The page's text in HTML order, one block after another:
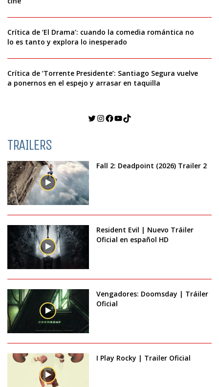
Crítica de ‘El Drama’: cuando la comedia romántica no
lo es tanto y explora lo inesperado
Crítica de ‘Torrente Presidente’: Santiago Segura vuelve
a ponernos en el espejo y arrasar en taquilla
Twitter
Instagram
Facebook
YouTube
TikTok
TRAILERS
Fall 2: Deadpoint (2026) Trailer 2
Resident Evil | Nuevo Tráiler
Oficial en español HD
Vengadores: Doomsday | Tráiler
Oficial
I Play Rocky | Trailer Oficial